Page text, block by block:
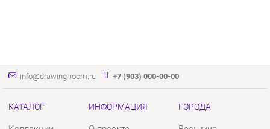
КАТАЛОГ
Коллекции
ИНФОРМАЦИЯ
О проекте
ГОРОДА
Весь мир